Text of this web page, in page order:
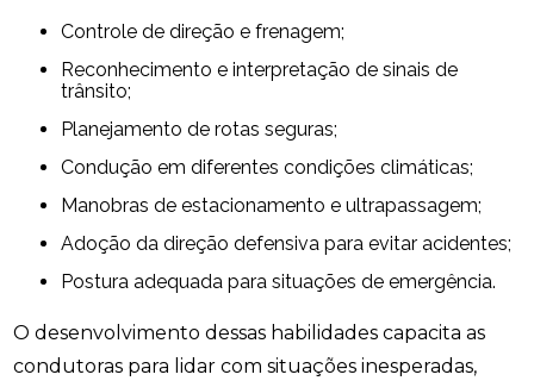
Controle de direção e frenagem;
Reconhecimento e interpretação de sinais de
trânsito;
Planejamento de rotas seguras;
Condução em diferentes condições climáticas;
Manobras de estacionamento e ultrapassagem;
Adoção da direção defensiva para evitar acidentes;
Postura adequada para situações de emergência.
O desenvolvimento dessas habilidades capacita as
condutoras para lidar com situações inesperadas,